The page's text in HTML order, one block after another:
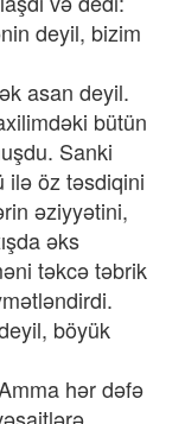
deyil, bizim
asan deyil.
bütün
Sanki
ilə öz təsdiqini
əziyyətini,
əks
təkcə təbrik
böyük
hər dəfə